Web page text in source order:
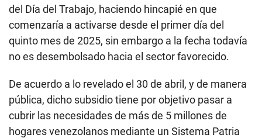
del Día del Trabajo, haciendo hincapié en que
comenzaría a activarse desde el primer día del
quinto mes de 2025, sin embargo a la fecha todavía
no es desembolsado hacia el sector favorecido.
De acuerdo a lo revelado el 30 de abril, y de manera
pública, dicho subsidio tiene por objetivo pasar a
cubrir las necesidades de más de 5 millones de
hogares venezolanos mediante un Sistema Patria